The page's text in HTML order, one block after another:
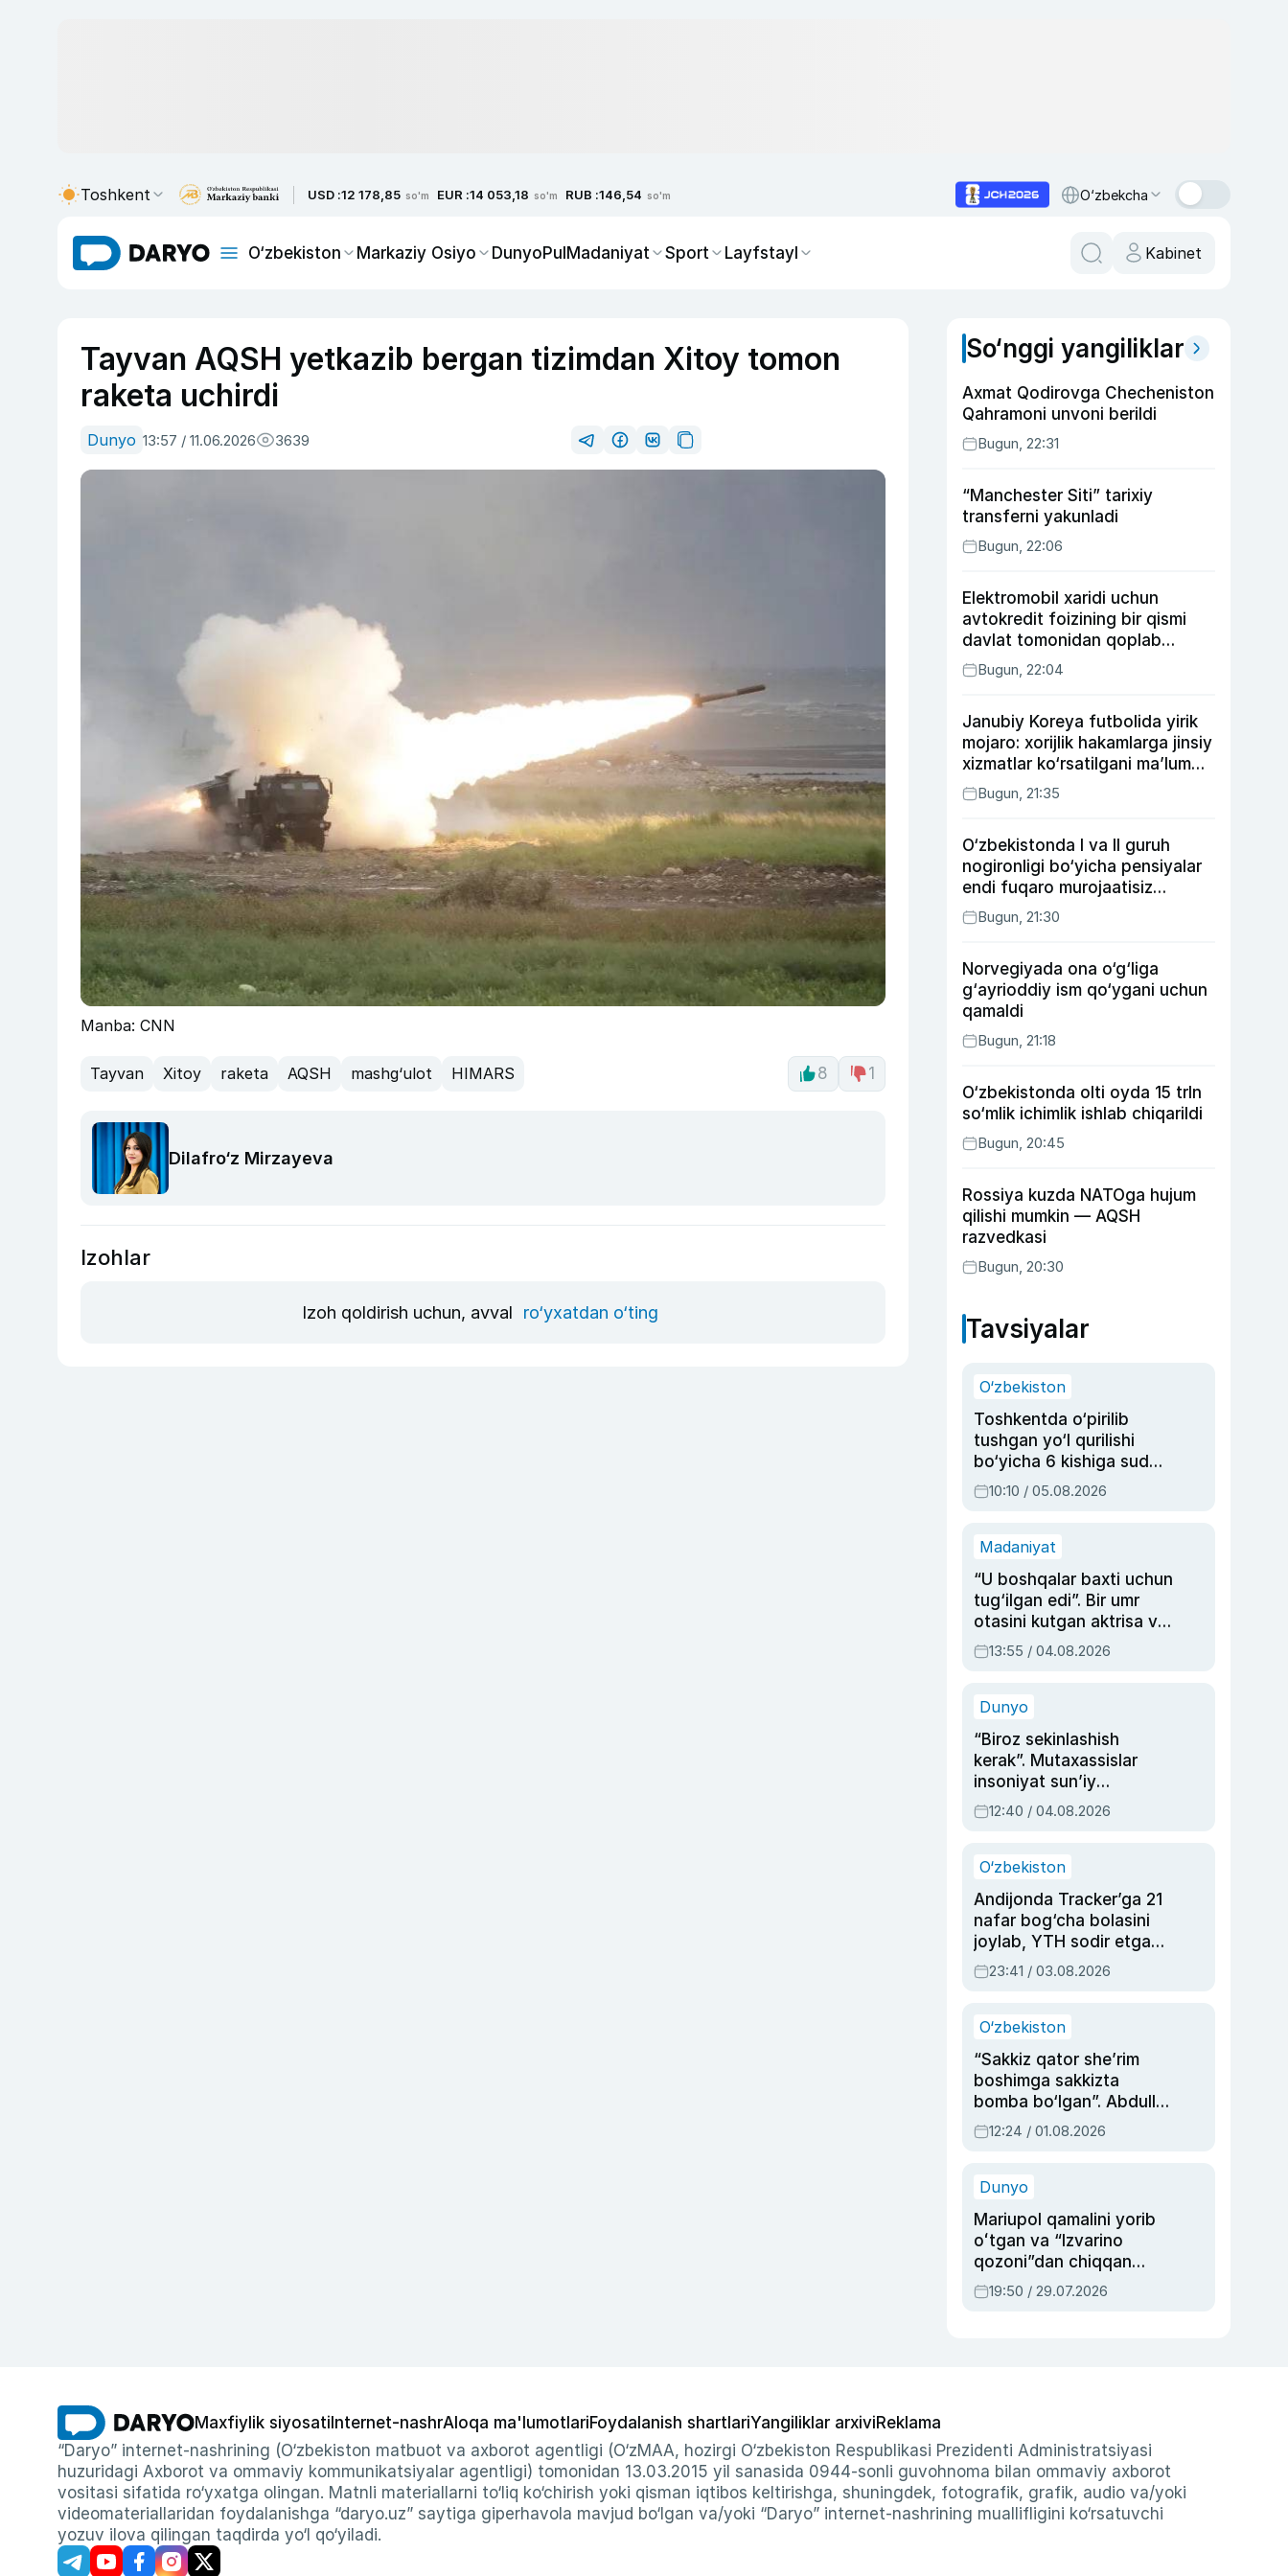
Toshkent USD :12 178,85 so'm EUR :14 053,18 so'm RUB :146,54 so'm O‘zbekcha
O‘zbekiston Markaziy Osiyo DunyoPulMadaniyat Sport Layfstayl Kabinet
Tayvan AQSH yetkazib bergan tizimdan Xitoy tomon
raketa uchirdi
Dunyo 13:57 / 11.06.2026 3639
Manba: CNN
Tayvan Xitoy raketa AQSH mashg‘ulot HIMARS 8 1
Dilafro‘z Mirzayeva
Izohlar
Izoh qoldirish uchun, avval ro‘yxatdan o‘ting
So‘nggi yangiliklar
Axmat Qodirovga Checheniston
Qahramoni unvoni berildi
Bugun, 22:31
“Manchester Siti” tarixiy
transferni yakunladi
Bugun, 22:06
Elektromobil xaridi uchun
avtokredit foizining bir qismi
davlat tomonidan qoplab
berilishi mumkin
Bugun, 22:04
Janubiy Koreya futbolida yirik
mojaro: xorijlik hakamlarga jinsiy
xizmatlar ko‘rsatilgani ma’lum
qilindi
Bugun, 21:35
O‘zbekistonda I va II guruh
nogironligi bo‘yicha pensiyalar
endi fuqaro murojaatisiz
tayinlanishi mumkin
Bugun, 21:30
Norvegiyada ona o‘g‘liga
g‘ayrioddiy ism qo‘ygani uchun
qamaldi
Bugun, 21:18
O‘zbekistonda olti oyda 15 trln
so‘mlik ichimlik ishlab chiqarildi
Bugun, 20:45
Rossiya kuzda NATOga hujum
qilishi mumkin — AQSH
razvedkasi
Bugun, 20:30
Tavsiyalar
O‘zbekiston
Toshkentda o‘pirilib
tushgan yo‘l qurilishi
bo‘yicha 6 kishiga sud
hukmi o‘qildi
10:10 / 05.08.2026
Madaniyat
“U boshqalar baxti uchun
tug‘ilgan edi”. Bir umr
otasini kutgan aktrisa va
dublyaj ustasi Rimma
Ahmedovaning
13:55 / 04.08.2026
Dunyo
“Biroz sekinlashish
kerak”. Mutaxassislar
insoniyat sun’iy
intellektni boshqara
olmay qolishidan xavotir
12:40 / 04.08.2026
O‘zbekiston
Andijonda Tracker’ga 21
nafar bog‘cha bolasini
joylab, YTH sodir etgan
ayolga sud hukmi o‘qildi
23:41 / 03.08.2026
O‘zbekiston
“Sakkiz qator she’rim
boshimga sakkizta
bomba bo‘lgan”. Abdulla
Oripovni siyosiy
ayblovlardan asrab
12:24 / 01.08.2026
Dunyo
Mariupol qamalini yorib
oʻtgan va “Izvarino
qozoni”dan chiqqan
qahramon — Ukraina
armiyasi bosh
19:50 / 29.07.2026
Maxfiylik siyosati Internet-nashrAloqa ma'lumotlariFoydalanish shartlariYangiliklar arxiviReklama
“Daryo” internet-nashrining (O‘zbekiston matbuot va axborot agentligi (O‘zMAA, hozirgi O‘zbekiston Respublikasi Prezidenti Administratsiyasi
huzuridagi Axborot va ommaviy kommunikatsiyalar agentligi) tomonidan 13.03.2015 yil sanasida 0944-sonli guvohnoma bilan ommaviy axborot
vositasi sifatida ro‘yxatga olingan. Matnli materiallarni to‘liq ko‘chirish yoki qisman iqtibos keltirishga, shuningdek, fotografik, grafik, audio va/yoki
videomateriallaridan foydalanishga “daryo.uz” saytiga giperhavola mavjud bo‘lgan va/yoki “Daryo” internet-nashrining muallifligini ko‘rsatuvchi
yozuv ilova qilingan taqdirda yo‘l qo‘yiladi.